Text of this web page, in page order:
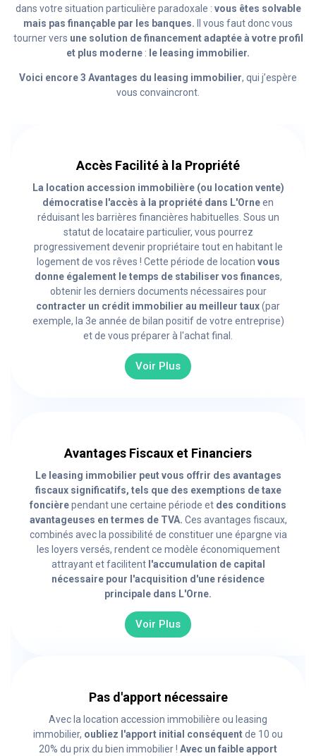
dans votre situation particulière paradoxale : vous êtes solvable
mais pas finançable par les banques. Il vous faut donc vous
tourner vers une solution de financement adaptée à votre profil
et plus moderne : le leasing immobilier.
Voici encore 3 Avantages du leasing immobilier, qui j’espère
vous convaincront.
Accès Facilité à la Propriété
La location accession immobilière (ou location vente)
démocratise l'accès à la propriété dans L'Orneen
réduisant les barrières financières habituelles. Sous un
statut de locataire particulier, vous pourrez
progressivement devenir propriétaire tout en habitant le
logement de vos rêves ! Cette période de location vous
donne également le temps de stabiliser vos finances,
obtenir les derniers documents nécessaires pour
contracter un crédit immobilier au meilleur taux(par
exemple, la 3e année de bilan positif de votre entreprise)
et de vous préparer à l'achat final.
Voir Plus
Avantages Fiscaux et Financiers
Le leasing immobilier peut vous offrir des avantages
fiscaux significatifs, tels que des exemptions de taxe
foncièrependant une certaine période et des conditions
avantageuses en termes de TVA. Ces avantages fiscaux,
combinés avec la possibilité de constituer une épargne via
les loyers versés, rendent ce modèle économiquement
attrayant et facilitent l'accumulation de capital
nécessaire pour l'acquisition d'une résidence
principale dans L'Orne.
Voir Plus
Pas d'apport nécessaire
Avec la location accession immobilière ou leasing
immobilier, oubliez l'apport initial conséquentde 10 ou
20% du prix du bien immobilier ! Avec un faible apport